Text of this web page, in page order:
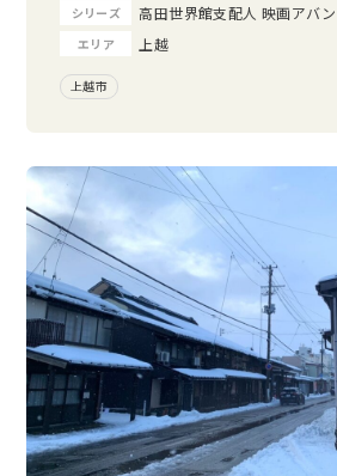
シリーズ 高田世界館支配人 映画アバ
エリア 上越
上越市